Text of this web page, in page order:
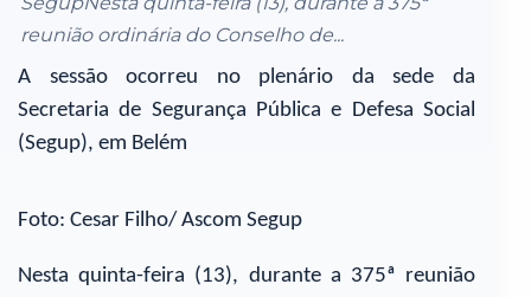
reunião ordinária do Conselho de...
A sessão ocorreu no plenário da sede da
Secretaria de Segurança Pública e Defesa Social
(Segup), em Belém
Foto: Cesar Filho/ Ascom Segup
Nesta quinta-feira (13), durante a 375ª reunião